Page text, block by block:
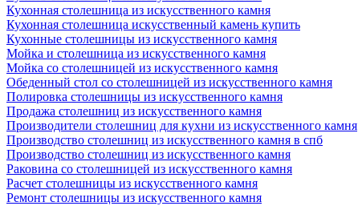
Кухонная столешница из искусственного камня
Кухонная столешница искусственный камень купить
Кухонные столешницы из искусственного камня
Мойка и столешница из искусственного камня
Мойка со столешницей из искусственного камня
Обеденный стол со столешницей из искусственного камня
Полировка столешницы из искусственного камня
Продажа столешниц из искусственного камня
Производители столешниц для кухни из искусственного камня
Производство столешниц из искусственного камня в спб
Производство столешниц из искусственного камня
Раковина со столешницей из искусственного камня
Расчет столешницы из искусственного камня
Ремонт столешницы из искусственного камня